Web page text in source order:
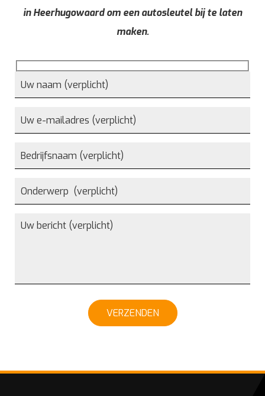
in Heerhugowaard om een autosleutel bij te laten
maken.
VERZENDEN